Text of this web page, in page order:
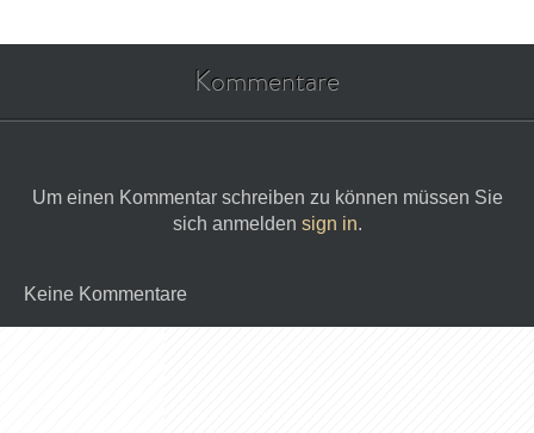
Kommentare
Um einen Kommentar schreiben zu können müssen Sie
sich anmelden sign in.
Keine Kommentare